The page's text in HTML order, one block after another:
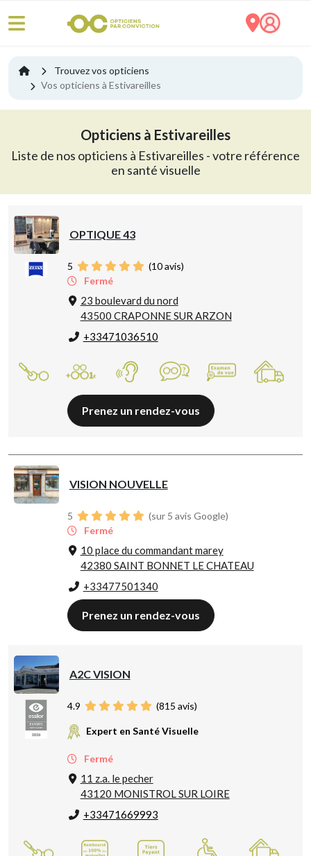
Trouvez vos opticiens
Vos opticiens à Estivareilles
Opticiens à Estivareilles
Liste de nos opticiens à Estivareilles - votre référence
en santé visuelle
OPTIQUE 43
5 (10avis)
Fermé
23 boulevard du nord
43500 CRAPONNE SUR ARZON
+33471036510
Prenez un rendez-vous
VISION NOUVELLE
5
(sur 5 avis Google)
Fermé
10 place du commandant marey
42380 SAINT BONNET LE CHATEAU
+33477501340
Prenez un rendez-vous
A2C VISION
4.9 (815 avis)
Expert en Santé Visuelle
Fermé
11 z.a. le pecher
43120 MONISTROL SUR LOIRE
+33471669993